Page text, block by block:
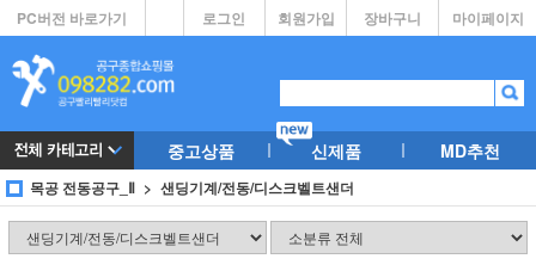
PC버전 바로가기 마이페이지
장바구니
회원가입
로그인
중고상품 신제품 MD추천
목공 전동공구_Ⅱ 샌딩기계/전동/디스크벨트샌더